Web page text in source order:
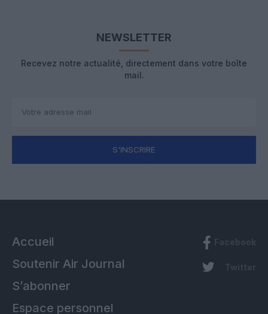
NEWSLETTER
Recevez notre actualité, directement dans votre boîte
mail.
S'INSCRIRE
Accueil
Soutenir Air Journal
S’abonner
Espace personnel